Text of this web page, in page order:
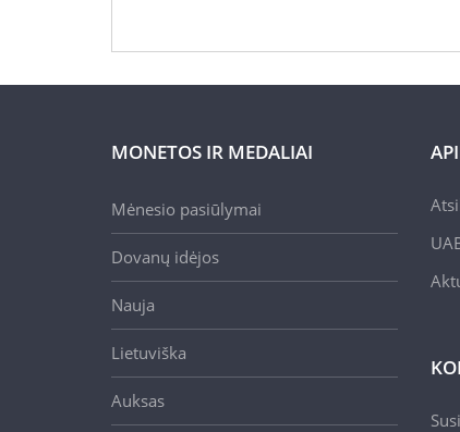
MONETOS IR MEDALIAI
Mėnesio pasiūlymai
Dovanų idėjos
Nauja
Lietuviška
Auksas